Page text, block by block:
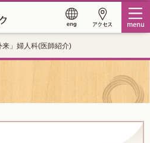
来」婦人科(医師紹介)